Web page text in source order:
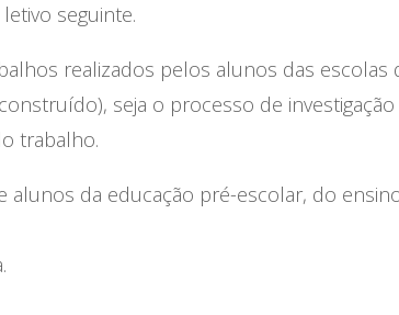
seguinte.
realizados pelos alunos das escolas
seja o processo de investigação
trabalho.
alunos da educação pré-escolar, do